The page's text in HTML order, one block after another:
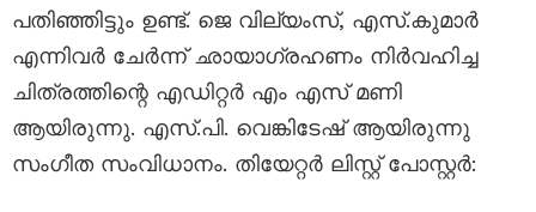
പതിഞ്ഞിട്ടും ഉണ്ട്. ജെ വില്യംസ്, എസ്.കുമാർ
എന്നിവർ ചേർന്ന് ഛായാഗ്രഹണം നിർവഹിച്ച
ചിത്രത്തിന്റെ എഡിറ്റർ എം എസ് മണി
ആയിരുന്നു. എസ്.പി. വെങ്കിടേഷ് ആയിരുന്നു
സംഗീത സംവിധാനം. തിയേറ്റർ ലിസ്റ്റ് പോസ്റ്റർ: